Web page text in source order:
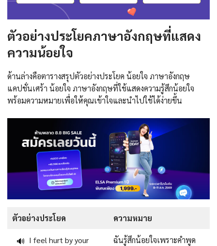
ตัวอย่างประโยคภาษาอังกฤษที่แสดง
ความน้อยใจ
ด้านล่างคือตารางสรุปตัวอย่างประโยค น้อยใจ ภาษาอังกฤษ
แคปชั่นเศร้า น้อยใจ ภาษาอังกฤษที่ใช้แสดงความรู้สึกน้อยใจ
พร้อมความหมายเพื่อให้คุณเข้าใจและนำไปใช้ได้ง่ายขึ้น
ตัวอย่างประโยค ความหมาย
🔊 I feel hurt by your
ฉันรู้สึกน้อยใจเพราะคำพูด